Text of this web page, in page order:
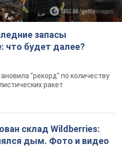
запасы
что будет далее?
"рекорд" по количеству
ракет
склад Wildberries:
дым. Фото и видео